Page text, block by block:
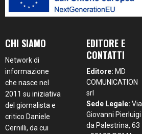
CHI SIAMO
Network di
informazione
che nasce nel
2011 su iniziativa
del giornalista e
critico Daniele
Cernilli, da cui
EDITORE E
CONTATTI
Editore: MD
COMUNICATION
srl
Sede Legale: Via
Giovanni Pierluigi
da Palestrina, 63